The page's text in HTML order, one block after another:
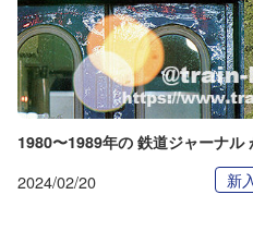
1980〜1989年の 鉄道ジャーナル
2024/02/20 新